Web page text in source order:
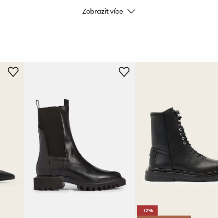
Barva
Výrobce
Zobrazit více
-12%